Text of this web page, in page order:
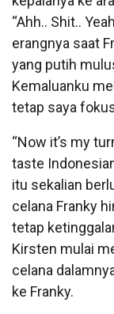
“Ahh.. Shit..
erangnya saat
yang putih
Kemaluanku
tetap saya
“Now it’s my
taste
itu sekalian
celana Franky
tetap
Kirsten mulai
celana
ke Franky.